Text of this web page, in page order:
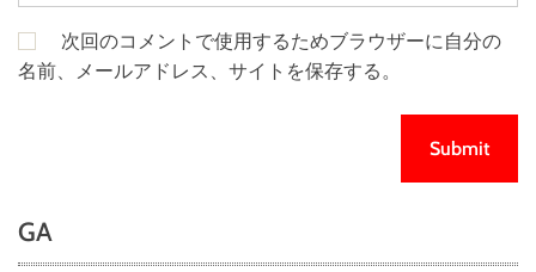
次回のコメントで使用するためブラウザーに自分の
名前、メールアドレス、サイトを保存する。
GA